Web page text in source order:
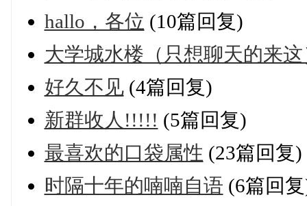
hallo，各位 (10篇回复)
大学城水楼（只想聊天的来这
好久不见(4篇回复)
新群收人!!!!! (5篇回复)
最喜欢的口袋属性 (23篇回复)
时隔十年的喃喃自语 (6篇回